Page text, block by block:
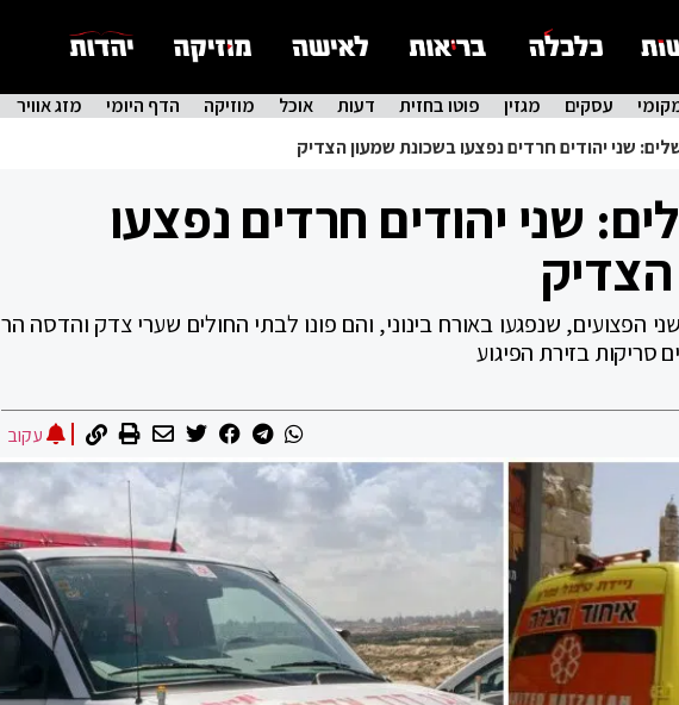
עסקים מגזין פוטו בחזית דעות אוכל מוזיקה הדף היומי מזג אוויר
שני יהודים חרדים נפצעו בשכונת שמעון הצדיק
שני יהודים חרדים נפצעו
הפצועים, שנפגעו באורח בינוני, והם פונו לבתי החולים שערי צדק והדסה הר
סריקות בזירת הפיגוע
עקוב